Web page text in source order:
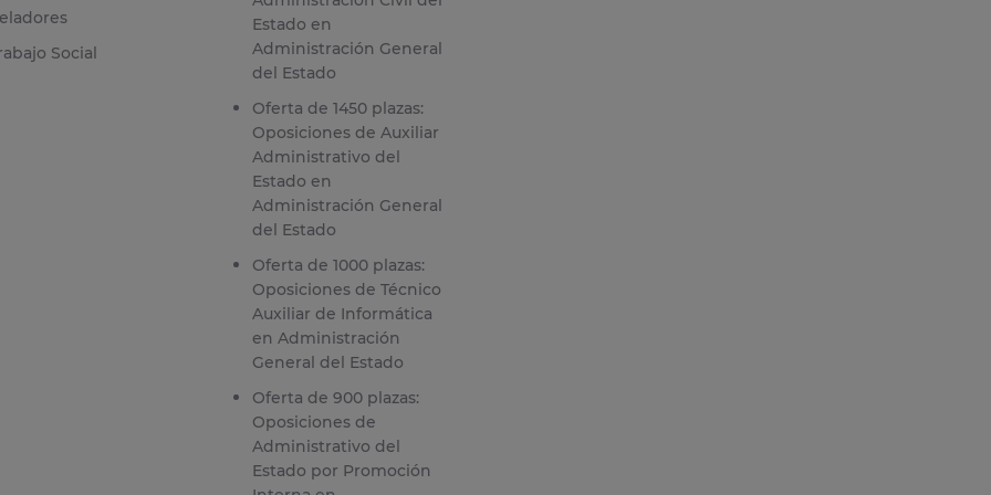
Social
Estado en
Administración General
del Estado
Oferta de 1450 plazas:
Oposiciones de Auxiliar
Administrativo del
Estado en
Administración General
del Estado
Oferta de 1000 plazas:
Oposiciones de Técnico
Auxiliar de Informática
en Administración
General del Estado
Oferta de 900 plazas:
Oposiciones de
Administrativo del
Estado por Promoción